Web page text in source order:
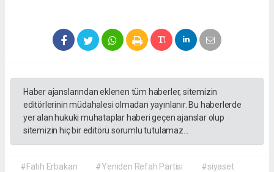
Haber ajanslarından eklenen tüm haberler, sitemizin
editörlerinin müdahalesi olmadan yayınlanır. Bu haberlerde
yer alan hukuki muhataplar haberi geçen ajanslar olup
sitemizin hiç bir editörü sorumlu tutulamaz...
#Fatih Erbakan #Yeniden Refah Partisi
#siyaset